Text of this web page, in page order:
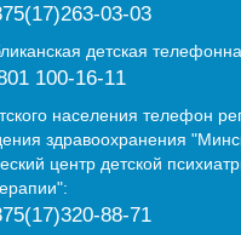
03-03
детская
100-16-11
населения телефон
здравоохранения
центр детской
88-71